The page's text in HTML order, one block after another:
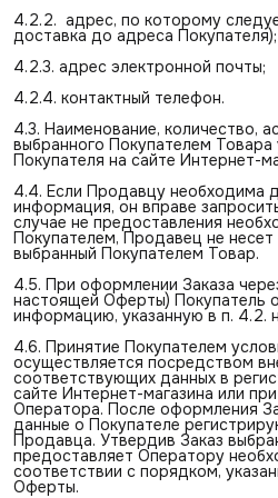
4.2.2. адрес, по которому
доставка до адреса Покупателя);
4.2.3. адрес электронной почты;
4.2.4. контактный телефон.
4.3. Наименование, количество,
выбранного Покупателем Товара
Покупателя на сайте Интернет-
4.4. Если Продавцу необходима
информация, он вправе
случае не предоставления
Покупателем, Продавец не несет
выбранный Покупателем Товар.
4.5. При оформлении Заказа
настоящей Оферты) Покупатель
информацию, указанную в п. 4.2.
4.6. Принятие Покупателем
осуществляется посредством
соответствующих данных в
сайте Интернет-магазина или
Оператора. После оформления
данные о Покупателе
Продавца. Утвердив Заказ
предоставляет Оператору
соответствии с порядком,
Оферты.